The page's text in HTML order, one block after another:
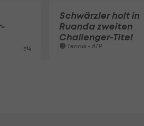
4
Schwärzler holt in
Ruanda zweiten
Challenger-Titel
Tennis - ATP